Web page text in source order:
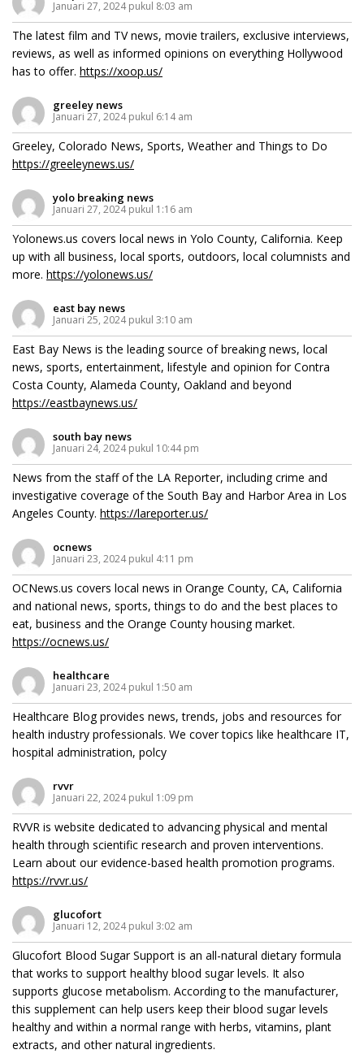
Januari 27, 2024 pukul 8:03 am
The latest film and TV news, movie trailers, exclusive interviews,
reviews, as well as informed opinions on everything Hollywood
has to offer. https://xoop.us/
greeley news
Januari 27, 2024 pukul 6:14 am
Greeley, Colorado News, Sports, Weather and Things to Do
https://greeleynews.us/
yolo breaking news
Januari 27, 2024 pukul 1:16 am
Yolonews.us covers local news in Yolo County, California. Keep
up with all business, local sports, outdoors, local columnists and
more. https://yolonews.us/
east bay news
Januari 25, 2024 pukul 3:10 am
East Bay News is the leading source of breaking news, local
news, sports, entertainment, lifestyle and opinion for Contra
Costa County, Alameda County, Oakland and beyond
https://eastbaynews.us/
south bay news
Januari 24, 2024 pukul 10:44 pm
News from the staff of the LA Reporter, including crime and
investigative coverage of the South Bay and Harbor Area in Los
Angeles County. https://lareporter.us/
ocnews
Januari 23, 2024 pukul 4:11 pm
OCNews.us covers local news in Orange County, CA, California
and national news, sports, things to do and the best places to
eat, business and the Orange County housing market.
https://ocnews.us/
healthcare
Januari 23, 2024 pukul 1:50 am
Healthcare Blog provides news, trends, jobs and resources for
health industry professionals. We cover topics like healthcare IT,
hospital administration, polcy
rvvr
Januari 22, 2024 pukul 1:09 pm
RVVR is website dedicated to advancing physical and mental
health through scientific research and proven interventions.
Learn about our evidence-based health promotion programs.
https://rvvr.us/
glucofort
Januari 12, 2024 pukul 3:02 am
Glucofort Blood Sugar Support is an all-natural dietary formula
that works to support healthy blood sugar levels. It also
supports glucose metabolism. According to the manufacturer,
this supplement can help users keep their blood sugar levels
healthy and within a normal range with herbs, vitamins, plant
extracts, and other natural ingredients.